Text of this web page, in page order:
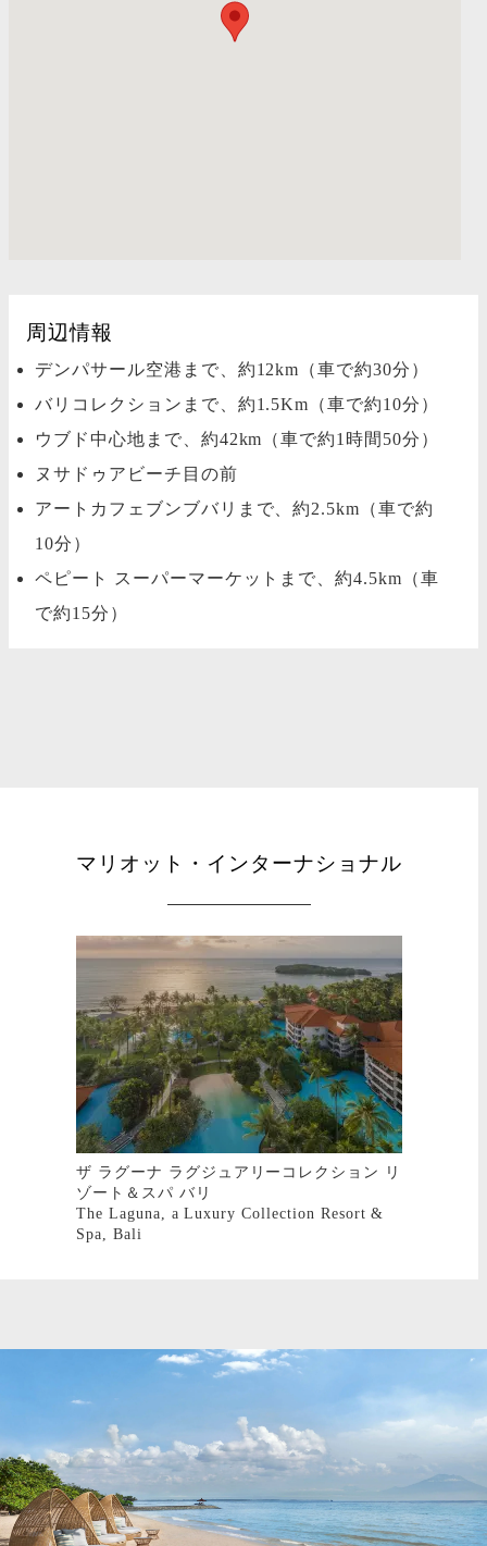
周辺情報
デンパサール空港まで、約12km（車で約30分）
バリコレクションまで、約1.5Km（車で約10分）
ウブド中心地まで、約42km（車で約1時間50分）
ヌサドゥアビーチ目の前
アートカフェブンブバリまで、約2.5km（車で約
10分）
ペピート スーパーマーケットまで、約4.5km（車
で約15分）
マリオット・インターナショナル
ザ ラグーナ ラグジュアリーコレクション リ
ゾート＆スパ バリ
The Laguna, a Luxury Collection Resort &
Spa, Bali